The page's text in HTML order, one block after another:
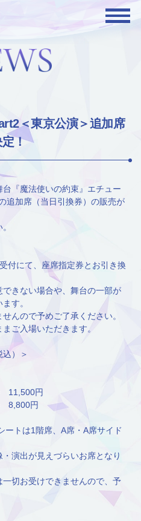
＜東京公演＞追加席
定！
『魔法使いの約束』エチュー
追加席（当日引換券）の販売が
付にて、座席指定券とお引き換
きない場合や、舞台の一部が
す。
んので予めご了承ください。
ご入場いただきます。
）＞
11,500円
8,800円
トは1階席、A席・A席サイド
演出が見えづらいお席となり
切お受けできませんので、予